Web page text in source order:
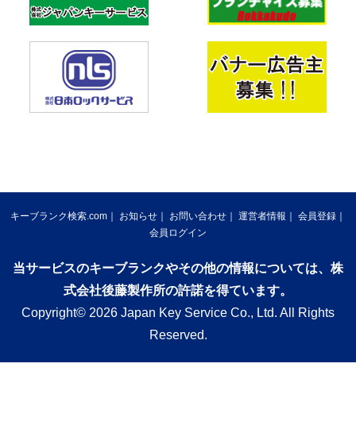
キーブランク検索.com お知らせ お問い合わせ 運営者情報
会員登録
会員ログイン
当サービスのキーブランクやその他の情報については、株
式会社後藤製作所の許諾を得ています。
Copyright© 2026 Japan Key Service Co., Ltd. All Rights
Reserved.